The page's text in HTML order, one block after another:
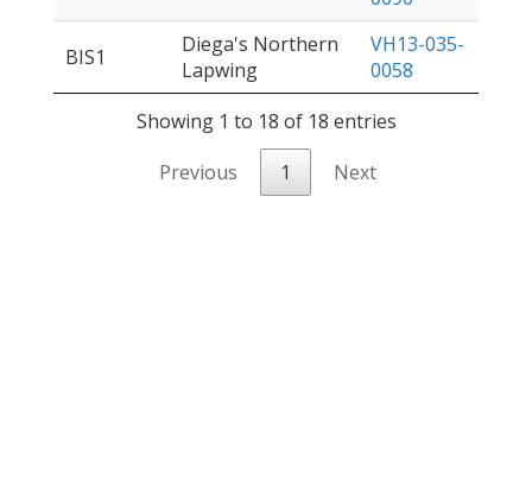
BIS1
Diega's Northern
Lapwing
VH13-035-
0058
Showing 1 to 18 of 18 entries
Previous
1 Next